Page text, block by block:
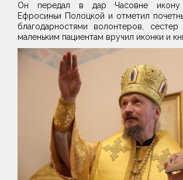
Он передал в дар Часовне икону
Ефросиньи Полоцкой и отметил
благодарностями волонтеров,
маленьким пациентам вручил иконки и